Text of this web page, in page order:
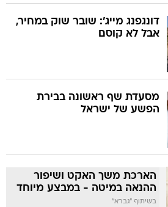
דונגפנג מייג': שובר שוק במחיר,
אבל לא קוסם
מסעדת שף ראשונה בבירת
הפשע של ישראל
הארכת משך האקט ושיפור
ההנאה במיטה - במבצע מיוחד
בשיתוף "גברא"